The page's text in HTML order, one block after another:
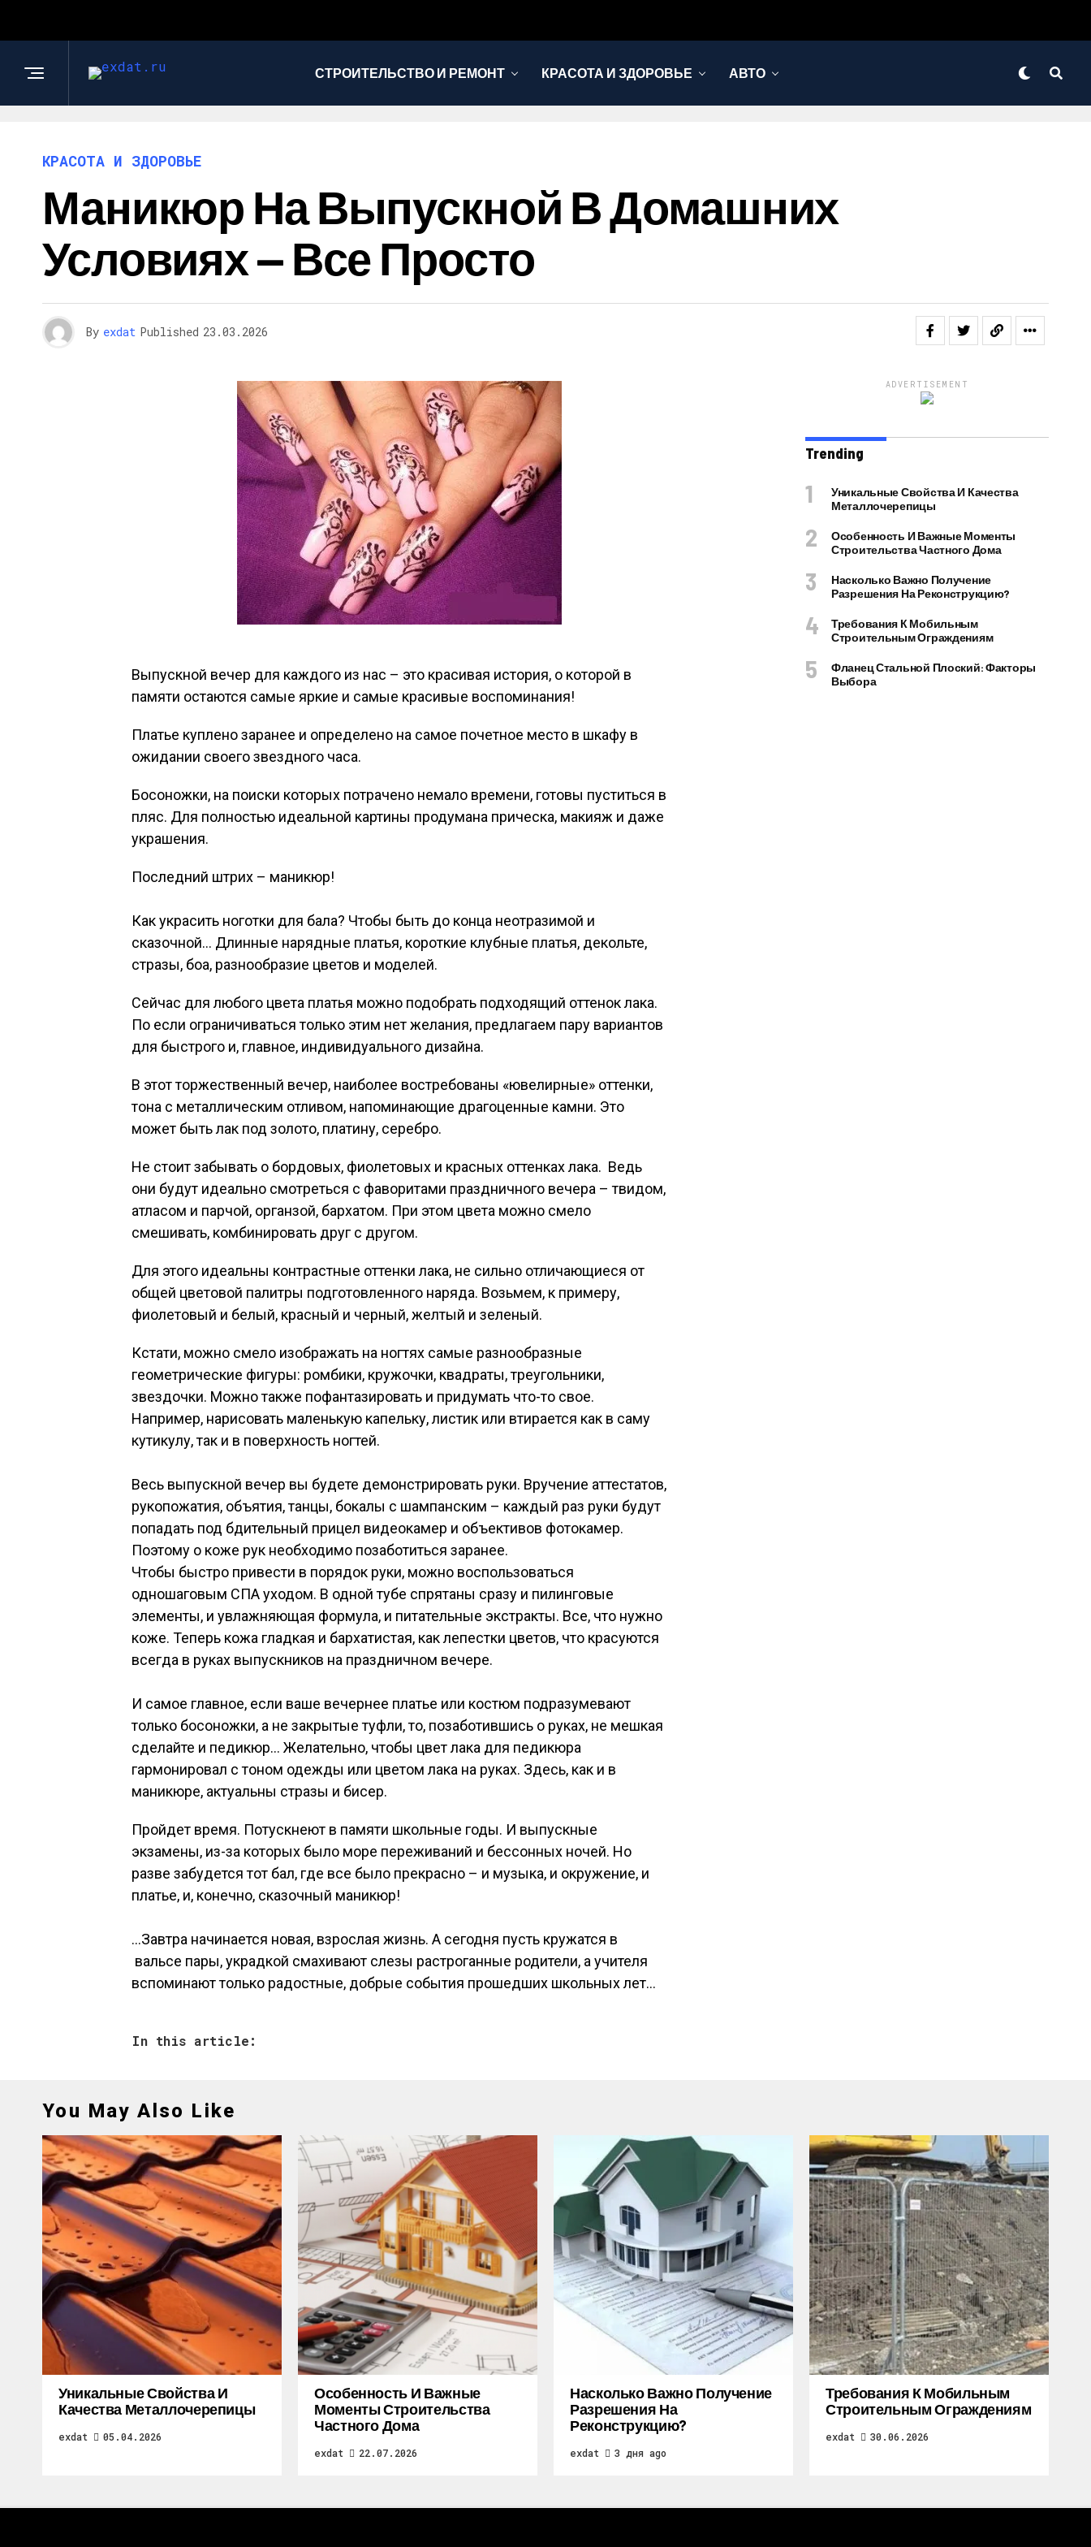
СТРОИТЕЛЬСТВО И РЕМОНТ КРАСОТА И ЗДОРОВЬЕ АВТО
КРАСОТА И ЗДОРОВЬЕ
Маникюр На Выпускной В Домашних
Условиях — Все Просто
By exdat Published 23.03.2026
Выпускной вечер для каждого из нас – это красивая история, о которой в
памяти остаются самые яркие и самые красивые воспоминания!
Платье куплено заранее и определено на самое почетное место в шкафу в
ожидании своего звездного часа.
Босоножки, на поиски которых потрачено немало времени, готовы пуститься в
пляс. Для полностью идеальной картины продумана прическа, макияж и даже
украшения.
Последний штрих – маникюр!
Как украсить ноготки для бала? Чтобы быть до конца неотразимой и
сказочной… Длинные нарядные платья, короткие клубные платья, декольте,
стразы, боа, разнообразие цветов и моделей.
Сейчас для любого цвета платья можно подобрать подходящий оттенок лака.
По если ограничиваться только этим нет желания, предлагаем пару вариантов
для быстрого и, главное, индивидуального дизайна.
В этот торжественный вечер, наиболее востребованы «ювелирные» оттенки,
тона с металлическим отливом, напоминающие драгоценные камни. Это
может быть лак под золото, платину, серебро.
Не стоит забывать о бордовых, фиолетовых и красных оттенках лака. Ведь
они будут идеально смотреться с фаворитами праздничного вечера – твидом,
атласом и парчой, органзой, бархатом. При этом цвета можно смело
смешивать, комбинировать друг с другом.
Для этого идеальны контрастные оттенки лака, не сильно отличающиеся от
общей цветовой палитры подготовленного наряда. Возьмем, к примеру,
фиолетовый и белый, красный и черный, желтый и зеленый.
Кстати, можно смело изображать на ногтях самые разнообразные
геометрические фигуры: ромбики, кружочки, квадраты, треугольники,
звездочки. Можно также пофантазировать и придумать что-то свое.
Например, нарисовать маленькую капельку, листик или втирается как в саму
кутикулу, так и в поверхность ногтей.
Весь выпускной вечер вы будете демонстрировать руки. Вручение аттестатов,
рукопожатия, объятия, танцы, бокалы с шампанским – каждый раз руки будут
попадать под бдительный прицел видеокамер и объективов фотокамер.
Поэтому о коже рук необходимо позаботиться заранее.
Чтобы быстро привести в порядок руки, можно воспользоваться
одношаговым СПА уходом. В одной тубе спрятаны сразу и пилинговые
элементы, и увлажняющая формула, и питательные экстракты. Все, что нужно
коже. Теперь кожа гладкая и бархатистая, как лепестки цветов, что красуются
всегда в руках выпускников на праздничном вечере.
И самое главное, если ваше вечернее платье или костюм подразумевают
только босоножки, а не закрытые туфли, то, позаботившись о руках, не мешкая
сделайте и педикюр… Желательно, чтобы цвет лака для педикюра
гармонировал с тоном одежды или цветом лака на руках. Здесь, как и в
маникюре, актуальны стразы и бисер.
Пройдет время. Потускнеют в памяти школьные годы. И выпускные
экзамены, из-за которых было море переживаний и бессонных ночей. Но
разве забудется тот бал, где все было прекрасно – и музыка, и окружение, и
платье, и, конечно, сказочный маникюр!
…Завтра начинается новая, взрослая жизнь. А сегодня пусть кружатся в
вальсе пары, украдкой смахивают слезы растроганные родители, а учителя
вспоминают только радостные, добрые события прошедших школьных лет…
In this article:
ADVERTISEMENT
Trending
Уникальные Свойства И Качества
Металлочерепицы
Особенность И Важные Моменты
Строительства Частного Дома
Насколько Важно Получение
Разрешения На Реконструкцию?
Требования К Мобильным
Строительным Ограждениям
Фланец Стальной Плоский: Факторы
Выбора
You May Also Like
Уникальные Свойства И
Качества Металлочерепицы
exdat 05.04.2026
Особенность И Важные
Моменты Строительства
Частного Дома
exdat 22.07.2026
Насколько Важно Получение
Разрешения На
Реконструкцию?
exdat 3 дня ago
Требования К Мобильным
Строительным Ограждениям
exdat 30.06.2026